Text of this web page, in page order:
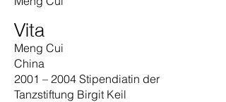
Vita
Meng Cui
China
2001 – 2004 Stipendiatin der
Tanzstiftung Birgit Keil